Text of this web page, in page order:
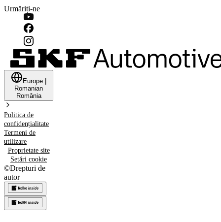
Urmăriți-ne
Europe
Romanian
România
Politica de
confidențialitate
Termeni de
utilizare
Proprietate site
Setări cookie
©Drepturi de
autor